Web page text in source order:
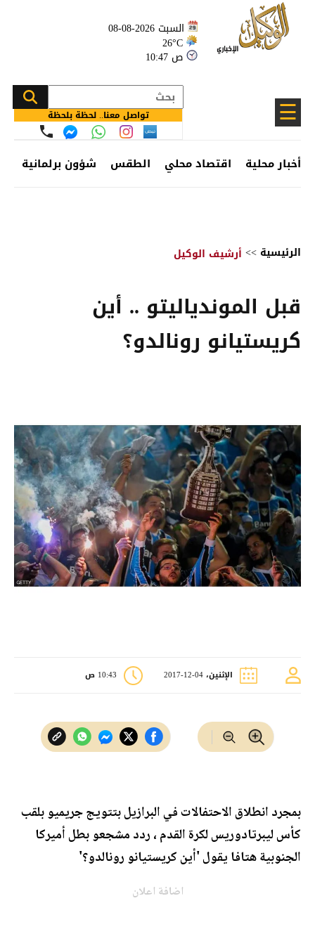
السبت 2026-08-08
26°C
10:47 ص
☰ تواصل معنا.. لحظة بلحظة
أخبار محلية اقتصاد محلي الطقس شؤون برلمانية
الرئيسية >> أرشيف الوكيل
قبل الموندياليتو .. أين
كريستيانو رونالدو؟
الإثنين، 04-12-2017 10:43 ص
بمجرد انطلاق الاحتفالات في البرازيل بتتويج جريميو بلقب
كأس ليبرتادوريس لكرة القدم ، ردد مشجعو بطل أميركا
الجنوبية هتافا يقول 'أين كريستيانو رونالدو؟'
اضافة اعلان